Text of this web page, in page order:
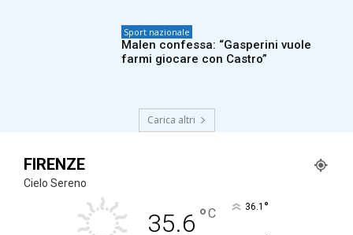
Sport nazionale
Malen confessa: “Gasperini vuole
farmi giocare con Castro”
Carica altri
FIRENZE
Cielo Sereno
35.6 °C 36.1 °